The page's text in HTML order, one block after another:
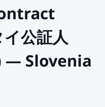
公証人
— Slovenia